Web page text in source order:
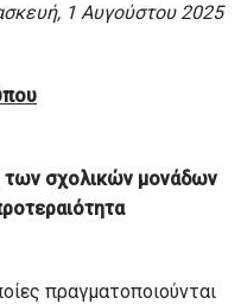
1 Αυγούστου 2025
των σχολικών μονάδων
πραγματοποιούνται